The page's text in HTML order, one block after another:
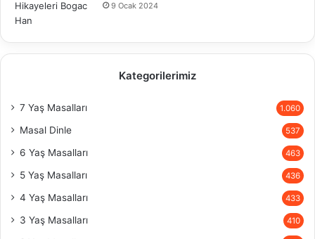
9 Ocak 2024
Kategorilerimiz
7 Yaş Masalları 1.060
Masal Dinle 537
6 Yaş Masalları 463
5 Yaş Masalları 436
4 Yaş Masalları 433
3 Yaş Masalları 410